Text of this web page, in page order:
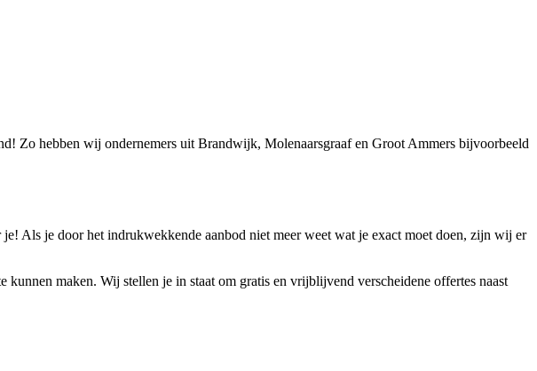
Zo hebben wij ondernemers uit Brandwijk, Molenaarsgraaf en Groot Ammers bijvoorbeeld
Als je door het indrukwekkende aanbod niet meer weet wat je exact moet doen, zijn wij er
maken. Wij stellen je in staat om gratis en vrijblijvend verscheidene offertes naast